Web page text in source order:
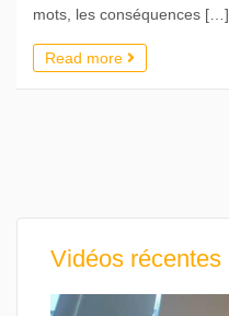
mots, les conséquences […]
Read more
Vidéos récentes